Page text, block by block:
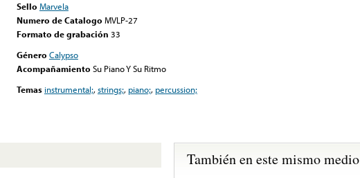
Sello Marvela
Numero de Catalogo MVLP-27
Formato de grabación 33
Género Calypso
Acompañamiento Su Piano Y Su Ritmo
Temas instrumental;,strings;, piano;, percussion;
También en este mismo medio